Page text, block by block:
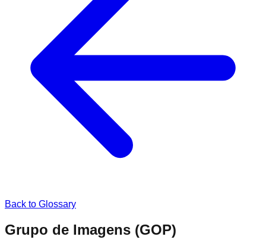
Back to Glossary
Grupo de Imagens (GOP)